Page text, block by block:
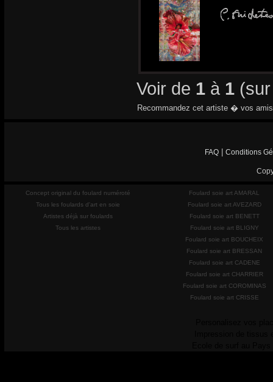
Voir de 1 à 1
Recommandez cet artiste � vos
FAQ Conditions
Concept original du foulard numéroté
Tous les foulards d'art en soie
Artistes déjà sur foulards
Tous les artistes
Foulard soie art AMARAL
Foulard soie art AVEZARD
Foulard soie art BENETT
Foulard soie art BLIGNY
Foulard soie art BOUCHEIX
Foulard soie art BRESSAN
Foulard soie art CADENE
Foulard soie art CHARRIER
Foulard soie art COROMINAS
Foulard soie art CRISSE